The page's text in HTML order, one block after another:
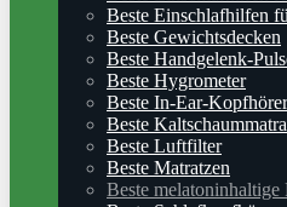
Beste Einschlafhilfen
Beste Gewichtsdecken
Beste Handgelenk-
Beste Hygrometer
Beste In-Ear-Kopfhörer
Beste
Beste Luftfilter
Beste Matratzen
Beste melatoninhaltige